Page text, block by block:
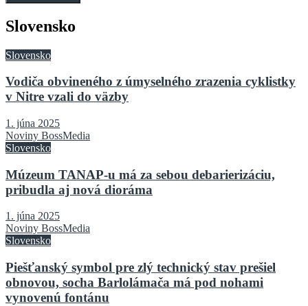
Slovensko
Slovensko
Vodiča obvineného z úmyselného zrazenia cyklistky
v Nitre vzali do väzby
1. júna 2025
Noviny BossMedia
Slovensko
Múzeum TANAP-u má za sebou debarierizáciu,
pribudla aj nová dioráma
1. júna 2025
Noviny BossMedia
Slovensko
Piešťanský symbol pre zlý technický stav prešiel
obnovou, socha Barlolámača má pod nohami
vynovenú fontánu